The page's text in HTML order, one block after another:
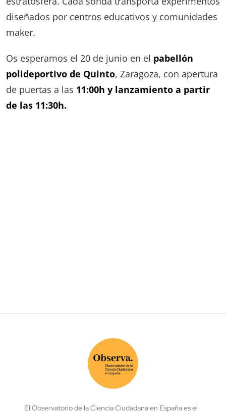
diseñados por centros educativos y comunidades
maker.
Os esperamos el 20 de junio en el pabellón
polideportivo de Quinto, Zaragoza, con apertura
de puertas a las 11:00h y lanzamiento a partir
de las 11:30h.
El Observatorio de la Ciencia Ciudadana en España es el